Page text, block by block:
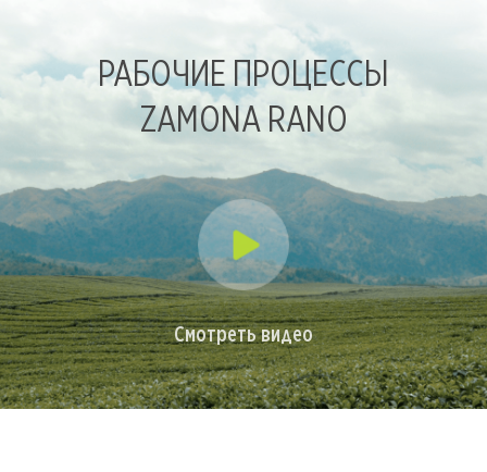
РАБОЧИЕ ПРОЦЕССЫ
ZAMONA RANO
Смотреть видео